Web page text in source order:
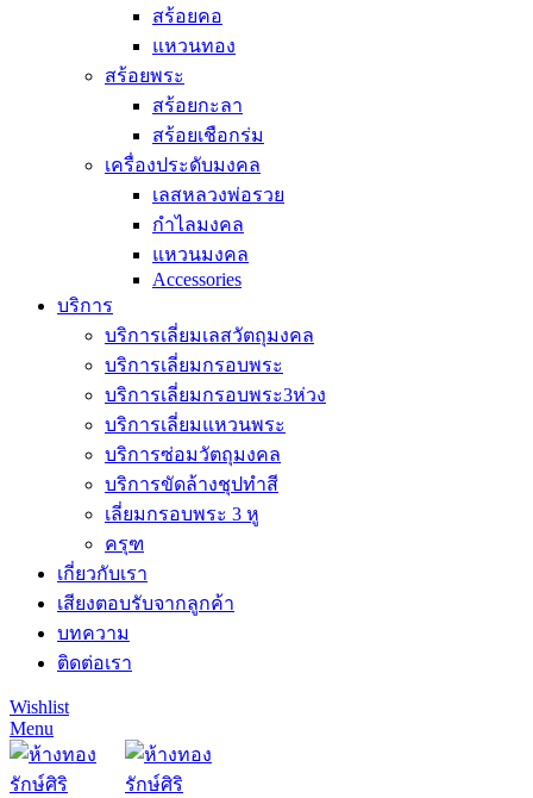
สร้อยคอ
แหวนทอง
สร้อยพระ
สร้อยกะลา
สร้อยเชือกร่ม
เครื่องประดับมงคล
เลสหลวงพ่อรวย
กำไลมงคล
แหวนมงคล
Accessories
บริการ
บริการเลี่ยมเลสวัตถุมงคล
บริการเลี่ยมกรอบพระ
บริการเลี่ยมกรอบพระ3ห่วง
บริการเลี่ยมแหวนพระ
บริการซ่อมวัตถุมงคล
บริการขัดล้างชุปทำสี
เลี่ยมกรอบพระ 3 หู
ครุฑ
เกี่ยวกับเรา
เสียงตอบรับจากลูกค้า
บทความ
ติดต่อเรา
Wishlist
Menu